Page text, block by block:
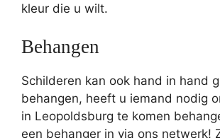
kleur die u wilt.
Behangen
Schilderen kan ook hand in hand
behangen, heeft u iemand nodig
in Leopoldsburg te komen
een behanger in via ons netwerk!